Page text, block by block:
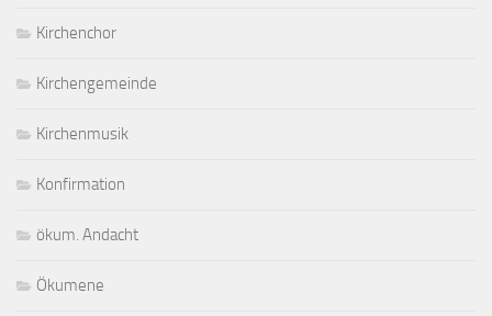
Kirchenchor
Kirchengemeinde
Kirchenmusik
Konfirmation
ökum. Andacht
Ökumene